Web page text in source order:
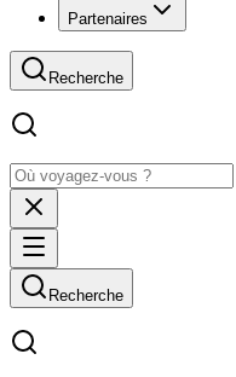
Partenaires
Recherche
Recherche